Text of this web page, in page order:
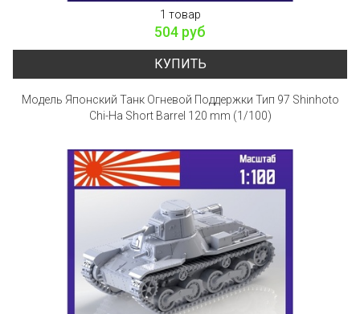
1 товар
504 руб
КУПИТЬ
Модель Японский Танк Огневой Поддержки Тип 97 Shinhoto
Chi-Ha Short Barrel 120 mm (1/100)